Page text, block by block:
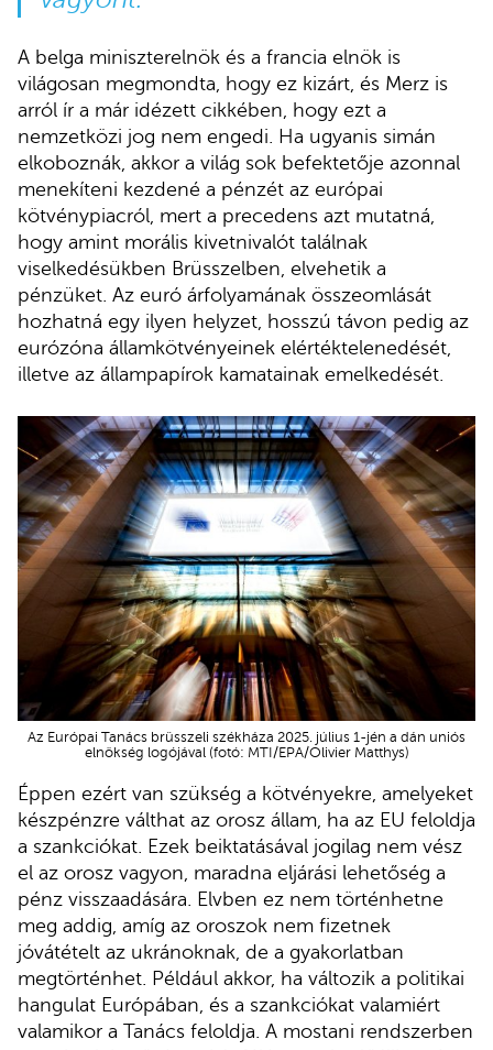
A belga miniszterelnök és a francia elnök is
világosan megmondta, hogy ez kizárt, és Merz is
arról ír a már idézett cikkében, hogy ezt a
nemzetközi jog nem engedi. Ha ugyanis simán
elkoboznák, akkor a világ sok befektetője azonnal
menekíteni kezdené a pénzét az európai
kötvénypiacról, mert a precedens azt mutatná,
hogy amint morális kivetnivalót találnak
viselkedésükben Brüsszelben, elvehetik a
pénzüket. Az euró árfolyamának összeomlását
hozhatná egy ilyen helyzet, hosszú távon pedig az
eurózóna államkötvényeinek elértéktelenedését,
illetve az állampapírok kamatainak emelkedését.
Az Európai Tanács brüsszeli székháza 2025. július 1-jén a dán uniós
elnökség logójával (fotó: MTI/EPA/Olivier Matthys)
Éppen ezért van szükség a kötvényekre, amelyeket
készpénzre válthat az orosz állam, ha az EU feloldja
a szankciókat. Ezek beiktatásával jogilag nem vész
el az orosz vagyon, maradna eljárási lehetőség a
pénz visszaadására. Elvben ez nem történhetne
meg addig, amíg az oroszok nem fizetnek
jóvátételt az ukránoknak, de a gyakorlatban
megtörténhet. Például akkor, ha változik a politikai
hangulat Európában, és a szankciókat valamiért
valamikor a Tanács feloldja. A mostani rendszerben